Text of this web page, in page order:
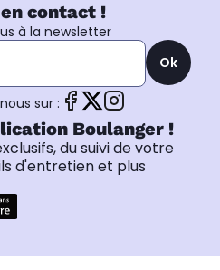
contact !
à la newsletter
Ok
sur :
Boulanger !
du suivi de votre
d'entretien et plus